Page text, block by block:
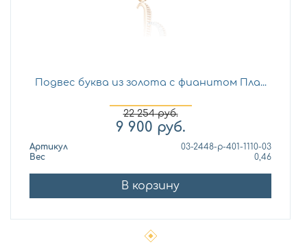
Подвес буква из золота с фианитом Пла...
22 254руб.
9 900 руб.
Артикул
03-2448-р-401-1110-03
Вес
0,46
В корзину